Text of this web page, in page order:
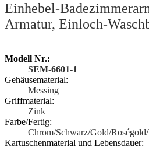
Einhebel-
Armatur, Einloch-
Modell Nr.:
SEM-6601-1
Gehäusematerial:
Messing
Griffmaterial:
Zink
Farbe/Fertig:
Chrom/Schwarz/Gold/
Kartuschenmaterial und Lebensdauer: